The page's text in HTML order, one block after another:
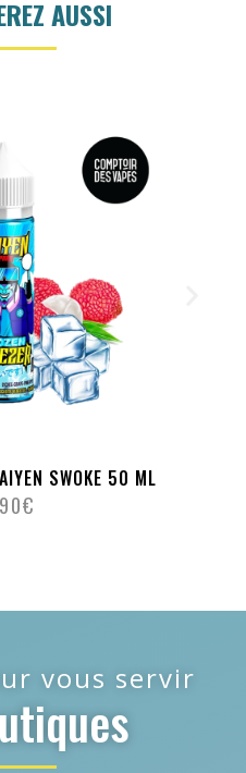
AUSSI
SWOKE 50 ML
€
vous servir